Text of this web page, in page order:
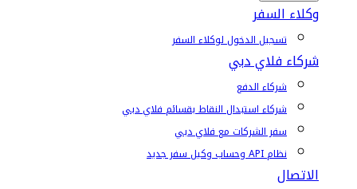
وكلاء السفر
تسجيل الدخول لوكلاء السفر
شركاء فلاي دبي
شركاء الدفع
شركاء استبدال النقاط بقسائم فلاي دبي
سفر الشركات مع فلاي دبي
نظام API وحساب وكيل سفر جديد
الاتصال